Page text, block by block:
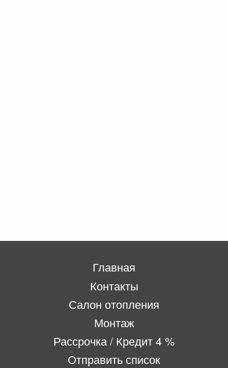
Главная
Контакты
Салон отопления
Монтаж
Рассрочка / Кредит 4 %
Отправить список